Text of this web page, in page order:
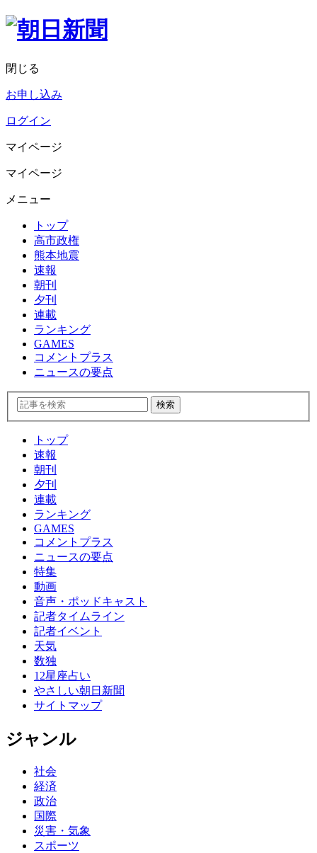
閉じる
お申し込み
ログイン
マイページ
マイページ
メニュー
トップ
高市政権
熊本地震
速報
朝刊
夕刊
連載
ランキング
GAMES
コメントプラス
ニュースの要点
トップ
速報
朝刊
夕刊
連載
ランキング
GAMES
コメントプラス
ニュースの要点
特集
動画
音声・ポッドキャスト
記者タイムライン
記者イベント
天気
数独
12星座占い
やさしい朝日新聞
サイトマップ
ジャンル
社会
経済
政治
国際
災害・気象
スポーツ